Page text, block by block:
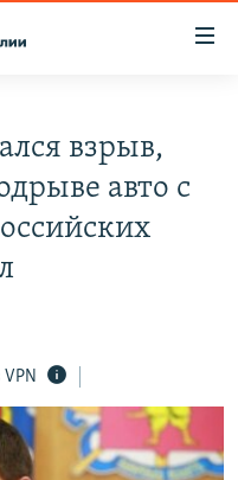
взрыв,
авто с